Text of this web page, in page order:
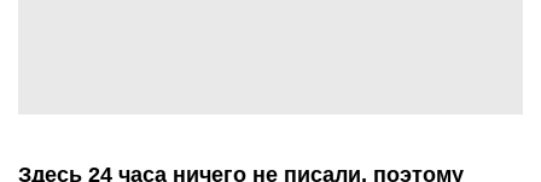
Здесь 24 часа ничего не писали, поэтому